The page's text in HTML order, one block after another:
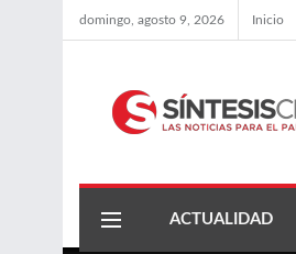
domingo, agosto 9, 2026 Inicio
ACTUALIDAD